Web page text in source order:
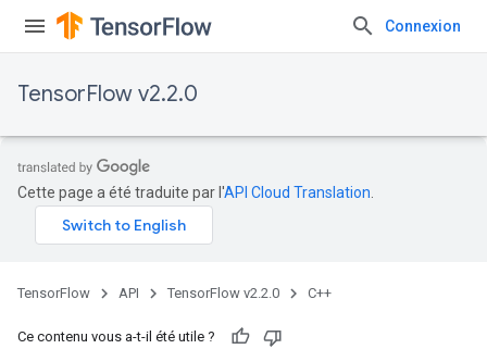
Connexion
TensorFlow v2.2.0
Cette page a été traduite par l'API Cloud Translation
TensorFlow API TensorFlow v2.2.0 C++
Ce contenu vous a-t-il été utile ?